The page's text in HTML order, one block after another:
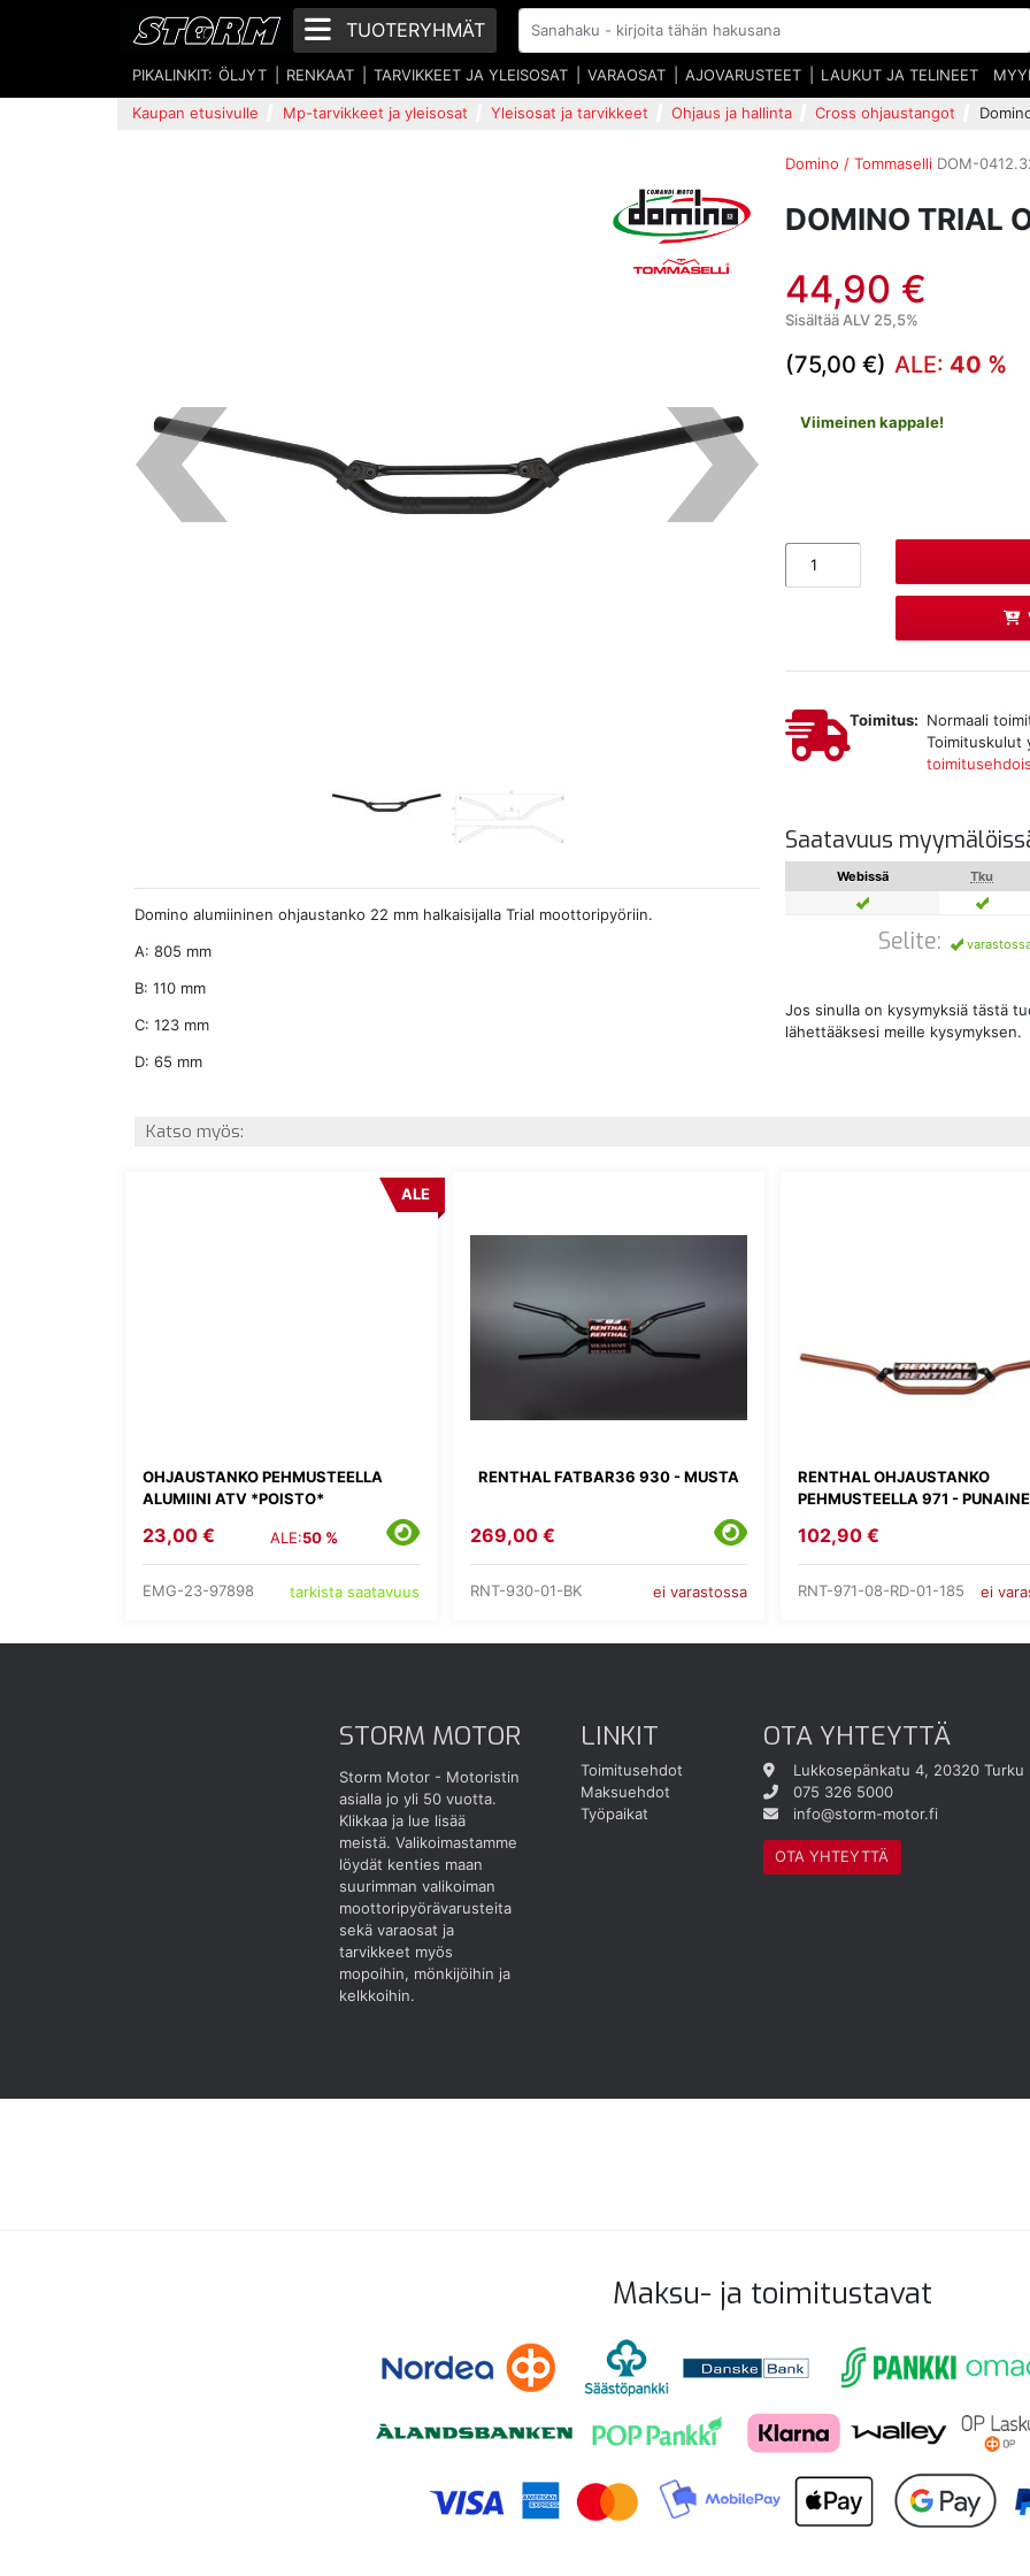
TUOTERYHMÄT
PIKALINKIT: ÖLJYT RENKAAT TARVIKKEET JA YLEISOSAT VARAOSAT AJOVARUSTEET LAUKUT JA TELINEET
Kaupan etusivulle Mp-tarvikkeet ja yleisosat Yleisosat ja tarvikkeet Ohjaus ja hallinta Cross ohjaustangot
Domino / Tommaselli DOM-
DOMINO TRIAL
44,90 €
Sisältää ALV 25,5%
(75,00 €) ALE: 40 %
Viimeinen kappale!
Toimitus: Normaali
Toimituskulut
Saatavuus
Webissä Tku
Selite:
Jos sinulla on kysymyksiä tästä
lähettääksesi meille kysymyksen.
Domino alumiininen ohjaustanko 22 mm halkaisijalla Trial moottoripyöriin.
A: 805 mm
B: 110 mm
C: 123 mm
D: 65 mm
Katso myös:
OHJAUSTANKO PEHMUSTEELLA
ALUMIINI ATV *POISTO*
ALE
23,00 € ALE:50 %
EMG-23-97898 tarkista saatavuus
RENTHAL FATBAR36 930 - MUSTA
269,00 €
RNT-930-01-BK ei varastossa
RENTHAL OHJAUSTANKO
PEHMUSTEELLA 971 -
102,90 €
RNT-971-08-RD-01-185 ei
STORM MOTOR
Storm Motor - Motoristin
asialla jo yli 50 vuotta.
Klikkaa ja lue lisää
meistä. Valikoimastamme
löydät kenties maan
suurimman valikoiman
moottoripyörävarusteita
sekä varaosat ja
tarvikkeet myös
mopoihin, mönkijöihin ja
kelkkoihin.
LINKIT
Toimitusehdot
Maksuehdot
Työpaikat
OTA YHTEYTTÄ
Lukkosepänkatu 4, 20320 Turku
075 326 5000
info@storm-motor.fi
OTA YHTEYTTÄ
Maksu- ja toimitustavat